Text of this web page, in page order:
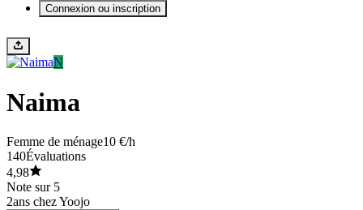
Connexion ou inscription
N
Naima
Femme de ménage10 €/h
140Évaluations
4,98
Note sur 5
2ans chez Yoojo